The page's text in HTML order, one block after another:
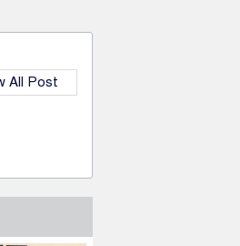
All Post